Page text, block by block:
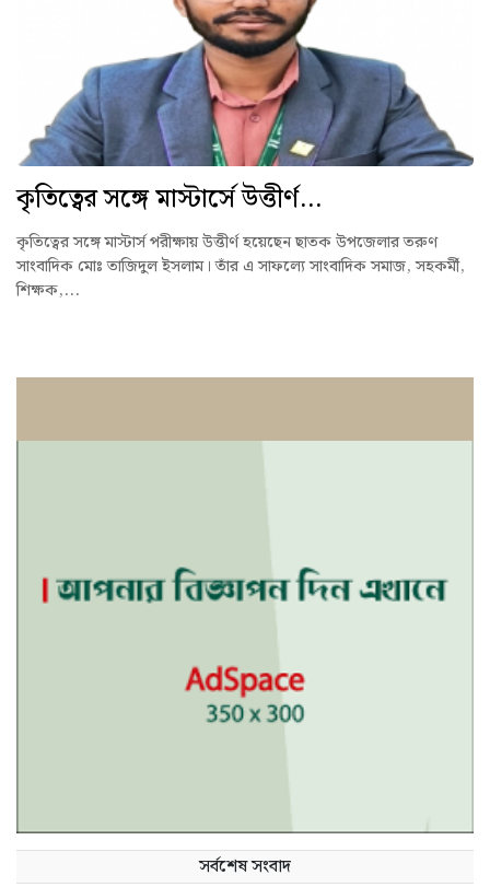
কৃতিত্বের সঙ্গে মাস্টার্সে উত্তীর্ণ...
কৃতিত্বের সঙ্গে মাস্টার্স পরীক্ষায় উত্তীর্ণ হয়েছেন ছাতক উপজেলার তরুণ
সাংবাদিক মোঃ তাজিদুল ইসলাম। তাঁর এ সাফল্যে সাংবাদিক সমাজ, সহকর্মী,
শিক্ষক,...
সর্বশেষ সংবাদ